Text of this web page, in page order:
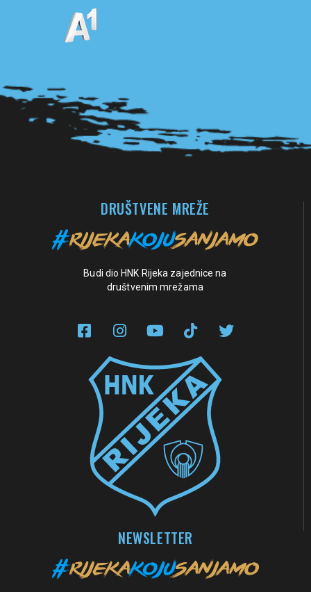
DRUŠTVENE MREŽE
Budi dio HNK Rijeka zajednice na
društvenim mrežama
NEWSLETTER